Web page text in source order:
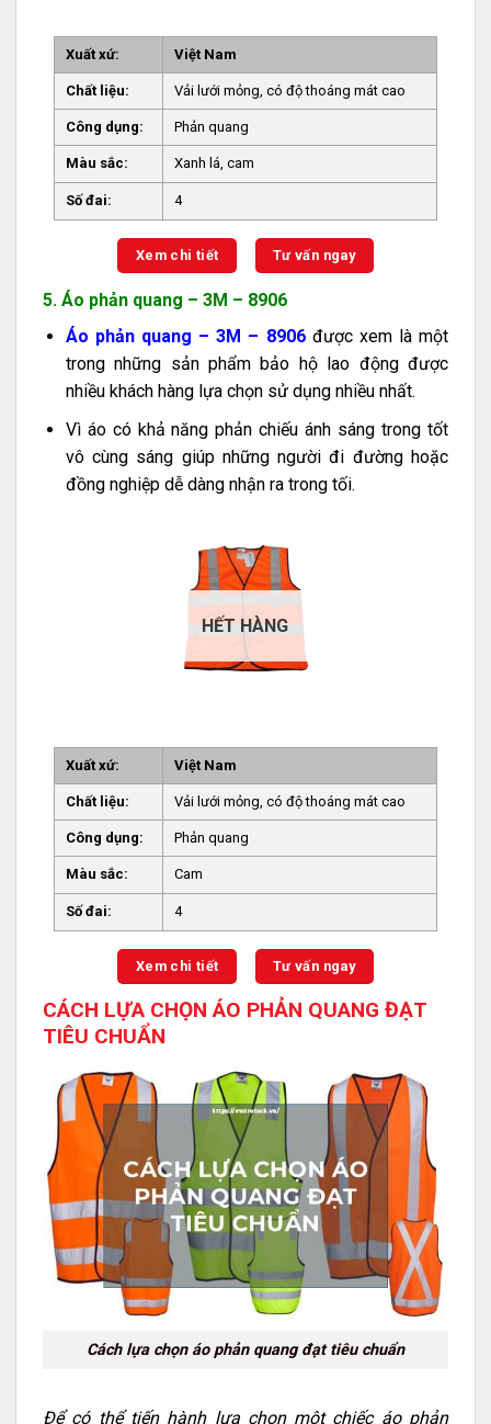
Xuất xứ: Việt Nam
Chất liệu: Vải lưới mỏng, có độ thoáng mát cao
Công dụng: Phản quang
Màu sắc: Xanh lá, cam
Số đai: 4
Xem chi tiết Tư vấn ngay
5. Áo phản quang – 3M – 8906
Áo phản quang – 3M – 8906được xem là một
trong những sản phẩm bảo hộ lao động được
nhiều khách hàng lựa chọn sử dụng nhiều nhất.
Vì áo có khả năng phản chiếu ánh sáng trong tốt
vô cùng sáng giúp những người đi đường hoặc
đồng nghiệp dễ dàng nhận ra trong tối.
HẾT HÀNG
Xuất xứ: Việt Nam
Chất liệu: Vải lưới mỏng, có độ thoáng mát cao
Công dụng: Phản quang
Màu sắc: Cam
Số đai: 4
Xem chi tiết Tư vấn ngay
CÁCH LỰA CHỌN ÁO PHẢN QUANG ĐẠT
TIÊU CHUẨN
Cách lựa chọn áo phản quang đạt tiêu chuẩn
Để có thể tiến hành lựa chọn một chiếc áo phản